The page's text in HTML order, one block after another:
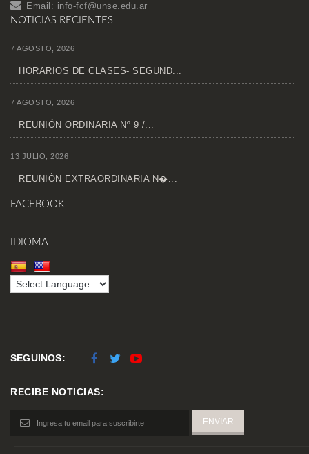
Email: info-fcf@unse.edu.ar
NOTICIAS RECIENTES
7 AGOSTO, 2026
HORARIOS DE CLASES- SEGUND...
7 AGOSTO, 2026
REUNIÓN ORDINARIA Nº 9 /...
13 JULIO, 2026
REUNIÓN EXTRAORDINARIA N�...
FACEBOOK
IDIOMA
SEGUINOS:
RECIBE NOTICIAS: